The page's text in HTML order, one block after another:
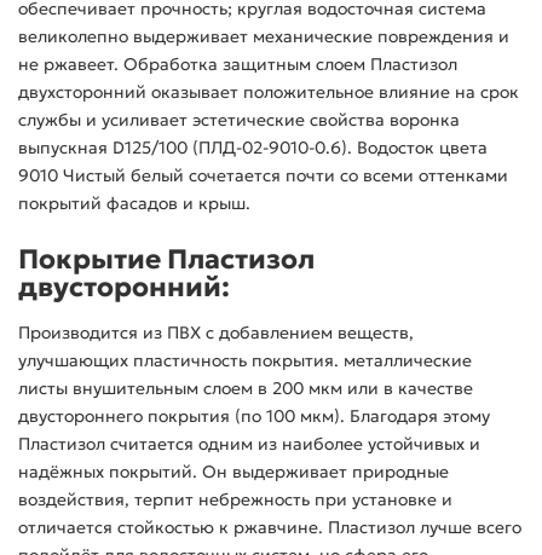
обеспечивает прочность; круглая водосточная система
великолепно выдерживает механические повреждения и
не ржавеет. Обработка защитным слоем Пластизол
двухсторонний оказывает положительное влияние на срок
службы и усиливает эстетические свойства воронка
выпускная D125/100 (ПЛД-02-9010-0.6). Водосток цвета
9010 Чистый белый сочетается почти со всеми оттенками
покрытий фасадов и крыш.
Покрытие Пластизол
двусторонний:
Производится из ПВХ с добавлением веществ,
улучшающих пластичность покрытия. металлические
листы внушительным слоем в 200 мкм или в качестве
двустороннего покрытия (по 100 мкм). Благодаря этому
Пластизол считается одним из наиболее устойчивых и
надёжных покрытий. Он выдерживает природные
воздействия, терпит небрежность при установке и
отличается стойкостью к ржавчине. Пластизол лучше всего